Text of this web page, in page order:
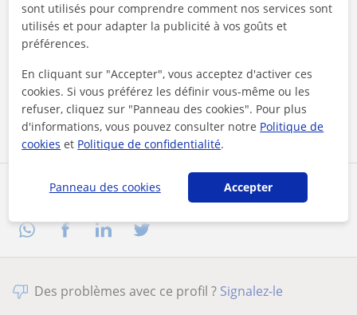
Partagez ce professeur
En cliquant sur l'un des deux boutons, vous acceptez nos
Contacter maintenant
Des problèmes avec ce profil ? Signalez-le
sont utilisés pour comprendre comment nos services sont
utilisés et pour adapter la publicité à vos goûts et
préférences.
En cliquant sur "Accepter", vous acceptez d'activer ces
cookies. Si vous préférez les définir vous-même ou les
refuser, cliquez sur "Panneau des cookies". Pour plus
d'informations, vous pouvez consulter notre Politique de
cookies et Politique de confidentialité.
Panneau des cookies Accepter